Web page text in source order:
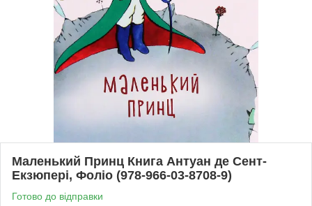
Маленький Принц Книга Антуан де Сент-
Екзюпері, Фоліо (978-966-03-8708-9)
Готово до відправки